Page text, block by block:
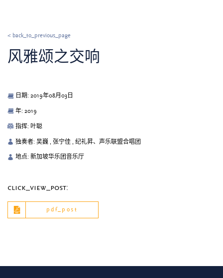
< back_to_previous_page
风雅颂之交响
日期: 2019年08月03日
年: 2019
指挥: 叶聪
独奏者: 吴巍 , 张宁佳 , 纪礼昇、声乐联盟合唱团
地点: 新加坡华乐团音乐厅
click_view_post:
pdf_post